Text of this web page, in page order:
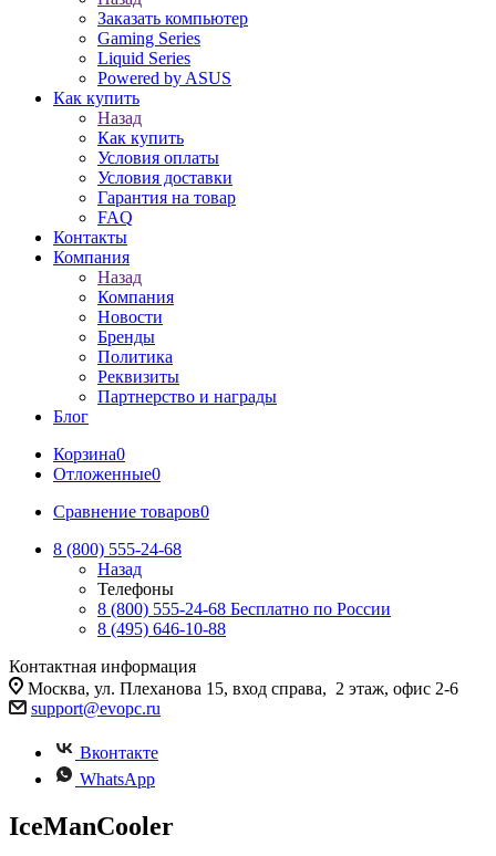
Заказать компьютер
Gaming Series
Liquid Series
Powered by ASUS
Как купить
Назад
Как купить
Условия оплаты
Условия доставки
Гарантия на товар
FAQ
Контакты
Компания
Назад
Компания
Новости
Бренды
Политика
Реквизиты
Партнерство и награды
Блог
Корзина0
Отложенные0
Сравнение товаров0
8 (800) 555-24-68
Назад
Телефоны
8 (800) 555-24-68 Бесплатно по России
8 (495) 646-10-88
Контактная информация
Москва, ул. Плеханова 15, вход справа, 2 этаж, офис 2-6
support@evopc.ru
Вконтакте
WhatsApp
IceManCooler